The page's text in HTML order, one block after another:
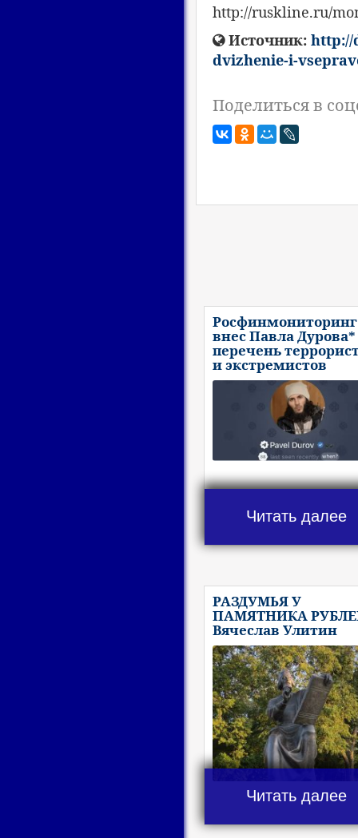
http://ruskline.ru/
Источник: http://
dvizhenie-i-
Поделиться в
Росфинмониторинг
внес Павла
перечень
и экстремистов
Читать далее
РАЗДУМЬЯ У
ПАМЯТНИКА
Вячеслав Улитин
Читать далее